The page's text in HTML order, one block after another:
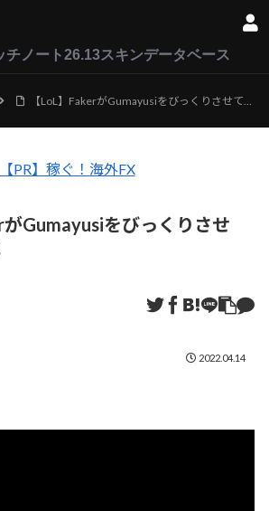
チノート26.13スキンデータベース
【LoL】FakerがGumayusiをびっくりさせて立ち去った
【PR】稼ぐ！海外FX
がGumayusiをびっくりさせ
2022.04.14